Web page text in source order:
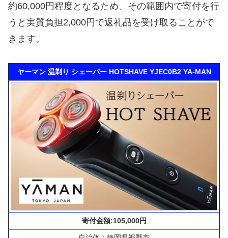
約60,000円程度となるため、その範囲内で寄付を行
うと実質負担2,000円で返礼品を受け取ることがで
きます。
ヤーマン 温剃り シェーバー HOTSHAVE YJEC0B2 YA-MAN
寄付金額:105,000円